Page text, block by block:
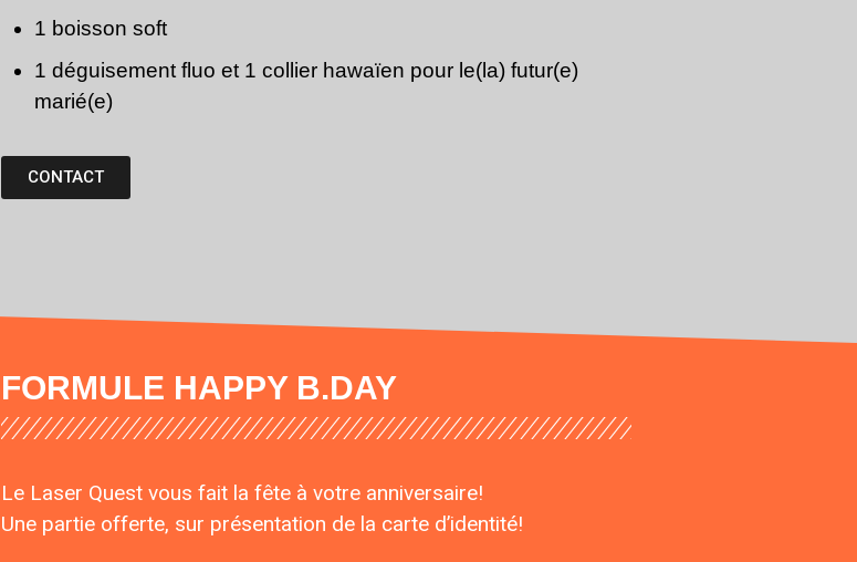
1 boisson soft
1 déguisement fluo et 1 collier hawaïen pour le(la) futur(e)
marié(e)
CONTACT
FORMULE HAPPY B.DAY
Le Laser Quest vous fait la fête à votre anniversaire!
Une partie offerte, sur présentation de la carte d’identité!